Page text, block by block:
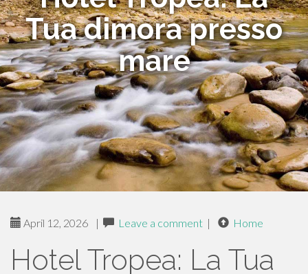
Tua dimora presso
mare
April 12, 2026 | Leave a comment | Home
Hotel Tropea: La Tua